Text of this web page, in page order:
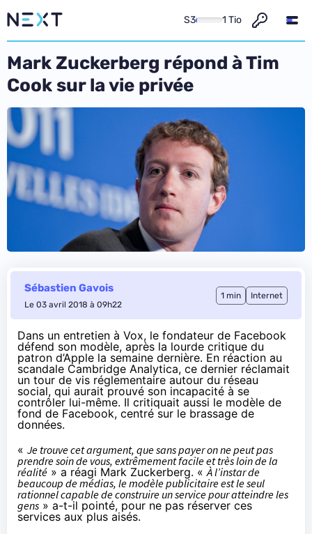
S3 1 Tio
Mark Zuckerberg répond à Tim
Cook sur la vie privée
Sébastien Gavois
Le 03 avril 2018 à 09h22
1 min Internet
Dans un entretien à Vox, le fondateur de Facebook
défend son modèle, après la lourde critique du
patron d’Apple la semaine dernière. En réaction au
scandale Cambridge Analytica, ce dernier réclamait
un tour de vis réglementaire autour du réseau
social, qui aurait prouvé son incapacité à se
contrôler lui-même. Il critiquait aussi le modèle de
fond de Facebook, centré sur le brassage de
données.
« Je trouve cet argument, que sans payer on ne peut pas
prendre soin de vous, extrêmement facile et très loin de la
réalité » a réagi Mark Zuckerberg. «À l’instar de
beaucoup de médias, le modèle publicitaire est le seul
rationnel capable de construire un service pour atteindre les
gens » a-t-il pointé, pour ne pas réserver ces
services aux plus aisés.